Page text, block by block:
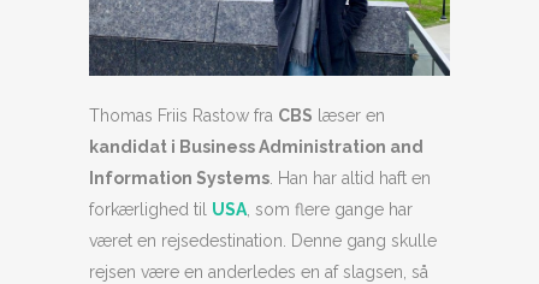
Thomas Friis Rastow fra CBS læser en
kandidat i Business Administration and
Information Systems. Han har altid haft en
forkærlighed til USA, som flere gange har
været en rejsedestination. Denne gang skulle
rejsen være en anderledes en af slagsen, så